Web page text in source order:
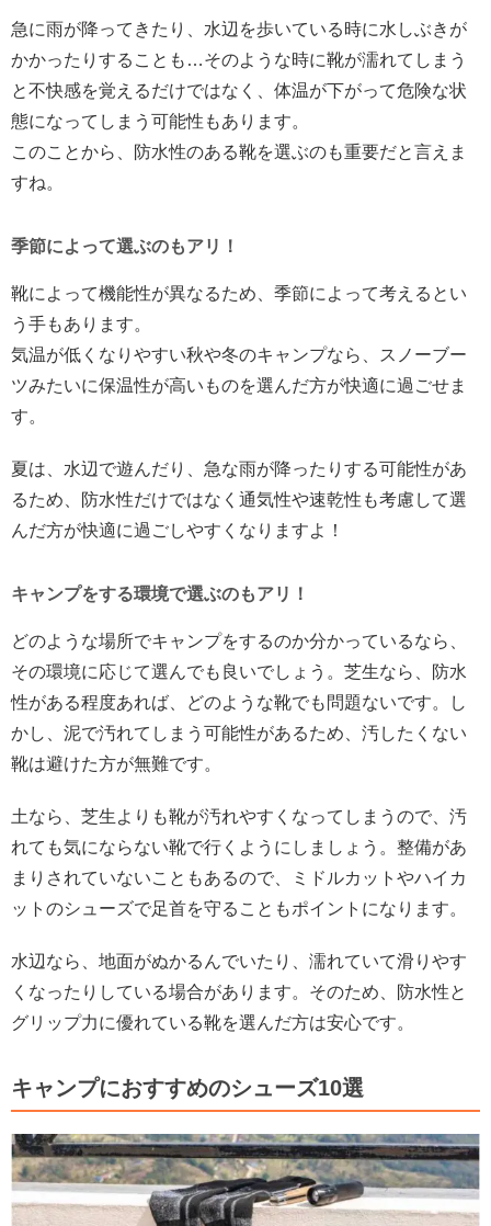
急に雨が降ってきたり、水辺を歩いている時に水しぶきが
かかったりすることも…そのような時に靴が濡れてしまう
と不快感を覚えるだけではなく、体温が下がって危険な状
態になってしまう可能性もあります。
このことから、防水性のある靴を選ぶのも重要だと言えま
すね。
季節によって選ぶのもアリ！
靴によって機能性が異なるため、季節によって考えるとい
う手もあります。
気温が低くなりやすい秋や冬のキャンプなら、スノーブー
ツみたいに保温性が高いものを選んだ方が快適に過ごせま
す。
夏は、水辺で遊んだり、急な雨が降ったりする可能性があ
るため、防水性だけではなく通気性や速乾性も考慮して選
んだ方が快適に過ごしやすくなりますよ！
キャンプをする環境で選ぶのもアリ！
どのような場所でキャンプをするのか分かっているなら、
その環境に応じて選んでも良いでしょう。芝生なら、防水
性がある程度あれば、どのような靴でも問題ないです。し
かし、泥で汚れてしまう可能性があるため、汚したくない
靴は避けた方が無難です。
土なら、芝生よりも靴が汚れやすくなってしまうので、汚
れても気にならない靴で行くようにしましょう。整備があ
まりされていないこともあるので、ミドルカットやハイカ
ットのシューズで足首を守ることもポイントになります。
水辺なら、地面がぬかるんでいたり、濡れていて滑りやす
くなったりしている場合があります。そのため、防水性と
グリップ力に優れている靴を選んだ方は安心です。
キャンプにおすすめのシューズ10選